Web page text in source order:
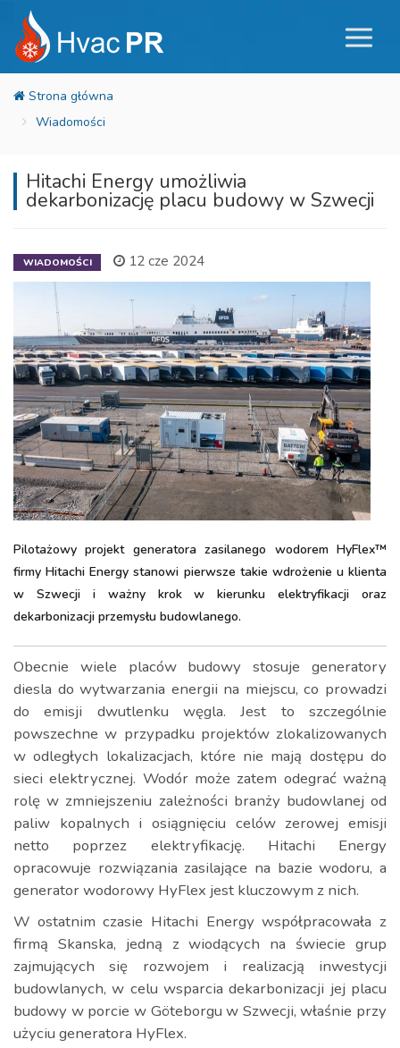
Wiadomości
Hitachi Energy umożliwia
dekarbonizację placu budowy w Szwecji
WIADOMOŚCI 12 cze 2024
Pilotażowy projekt generatora zasilanego wodorem HyFlex™
firmy Hitachi Energy stanowi pierwsze takie wdrożenie u klienta
w Szwecji i ważny krok w kierunku elektryfikacji oraz
dekarbonizacji przemysłu budowlanego.
Obecnie wiele placów budowy stosuje generatory
diesla do wytwarzania energii na miejscu, co prowadzi
do emisji dwutlenku węgla. Jest to szczególnie
powszechne w przypadku projektów zlokalizowanych
w odległych lokalizacjach, które nie mają dostępu do
sieci elektrycznej. Wodór może zatem odegrać ważną
rolę w zmniejszeniu zależności branży budowlanej od
paliw kopalnych i osiągnięciu celów zerowej emisji
netto poprzez elektryfikację. Hitachi Energy
opracowuje rozwiązania zasilające na bazie wodoru, a
generator wodorowy HyFlex jest kluczowym z nich.
W ostatnim czasie Hitachi Energy współpracowała z
firmą Skanska, jedną z wiodących na świecie grup
zajmujących się rozwojem i realizacją inwestycji
budowlanych, w celu wsparcia dekarbonizacji jej placu
budowy w porcie w Göteborgu w Szwecji, właśnie przy
użyciu generatora HyFlex.